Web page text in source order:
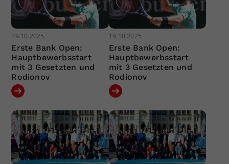
19.10.2025
Erste Bank Open:
Hauptbewerbsstart
mit 3 Gesetzten und
Rodionov
19.10.2025
Erste Bank Open:
Hauptbewerbsstart
mit 3 Gesetzten und
Rodionov